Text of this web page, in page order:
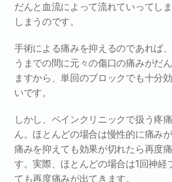
だんと血流によって流れていってし
しまうのです。
手術による痛みを抑えるのであれば
うまでの間に元々の傷口の痛みがだ
ますから、単回のブロックでも十分
いです。
しかし、ペインクリニックで扱う疼
ん。ほとんどの場合は慢性的に痛み
痛みを抑えても効果が切れたら再度
す。実際、ほとんどの場合は1回神経
ても再度痛みが出てきます。